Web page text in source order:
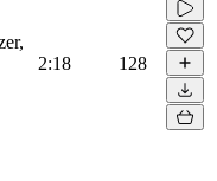
2:18 128